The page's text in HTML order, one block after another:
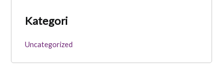
Kategori
Uncategorized